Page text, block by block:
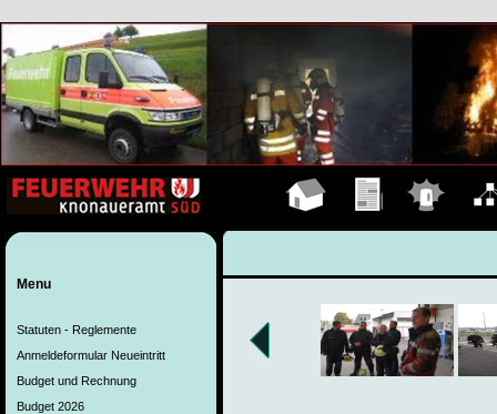
Menu
Statuten - Reglemente
Anmeldeformular Neueintritt
Budget und Rechnung
Budget 2026